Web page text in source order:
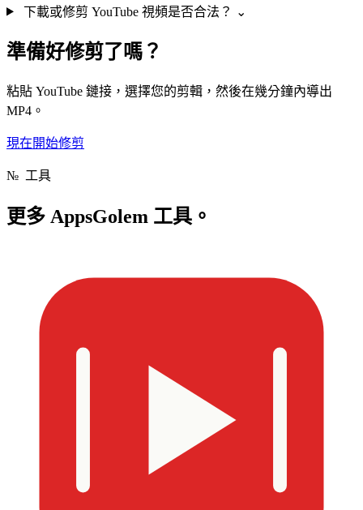
下載或修剪 YouTube 視頻是否合法？
⌄
準備好修剪了嗎？
粘貼 YouTube 鏈接，選擇您的剪輯，然後在幾分鐘內導出
MP4。
現在開始修剪
№ 工具
更多 AppsGolem 工具。